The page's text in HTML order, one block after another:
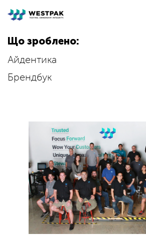
Що зроблено:
Айдентика
Брендбук